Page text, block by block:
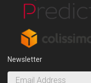
Newsletter